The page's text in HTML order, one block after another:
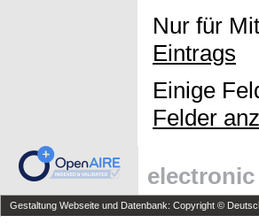
Nur für
Eintrags
Einige
Felder
Gestaltung Webseite und Datenbank: Copyright ©